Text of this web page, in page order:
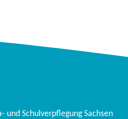
und Schulverpflegung Sachsen